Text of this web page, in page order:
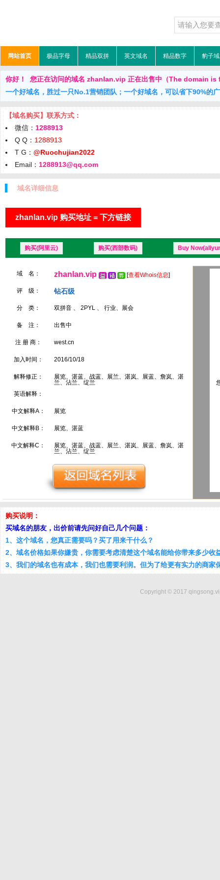
网站首页 极品字母 精品双拼 英文域名 精品数字 豹子
你好！ 您正在访问的域名 zhanlan.vip 正在出售中（The domain is
一个好域名，胜过一只No.1营销团队；一个好域名，可以省下90%的
【域名购买】联系方式：
微信： 1288913
Q Q： 1288913
T G： @Ruochujian2022
Email： 1288913@qq.com
域名详细信息
zhanlan.vip 购买地址 = 下方链接
购买(阿里云) 购买(西部数码) Buy
域 名： zhanlan.vip [查看Whois信息]
评 级： 钻石级
分 类： 双拼音 、 2PYL 、 行业、展会
备 注： 出售中
注 册 商： west.cn
加入时间： 2016/10/18
解释修正：
展览、湛蓝、战蓝、展兰、湛岚、展蓝、詹岚、湛
兰、沾兰、绽兰
英语解释：
中文解释A： 展览
中文解释B： 展览、湛蓝
中文解释C：
展览、湛蓝、战蓝、展兰、湛岚、展蓝、詹岚、湛
兰、沾兰、绽兰
购买说明：
买域名的朋友，出价前请先问好自己几个问题：
1、这个域名，您真正需要吗？买了用来干什么？
2、域名价格如果你嫌贵，你需要考虑清楚这个域名能给你带来多少收
3、我们的域名也有成本，我们也需要利润。但为了给更有实力的商家
Copyright © 2017